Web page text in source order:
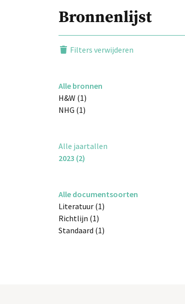
Bronnenlijst
Filters verwijderen
Alle bronnen
H&W (1)
NHG (1)
Alle jaartallen
2023 (2)
Alle documentsoorten
Literatuur (1)
Richtlijn (1)
Standaard (1)